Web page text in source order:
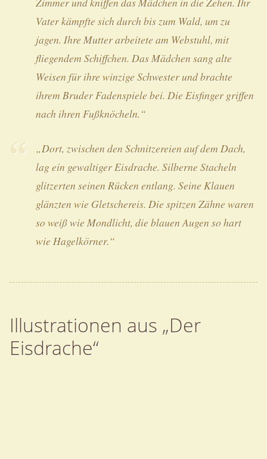
Vater kämpfte sich durch bis zum Wald, um zu
jagen. Ihre Mutter arbeitete am Webstuhl, mit
fliegendem Schiffchen. Das Mädchen sang alte
Weisen für ihre winzige Schwester und brachte
ihrem Bruder Fadenspiele bei. Die Eisfinger griffen
nach ihren Fußknöcheln.“
„Dort, zwischen den Schnitzereien auf dem Dach,
lag ein gewaltiger Eisdrache. Silberne Stacheln
glitzerten seinen Rücken entlang. Seine Klauen
glänzten wie Gletschereis. Die spitzen Zähne waren
so weiß wie Mondlicht, die blauen Augen so hart
wie Hagelkörner.“
Illustrationen aus „Der
Eisdrache“